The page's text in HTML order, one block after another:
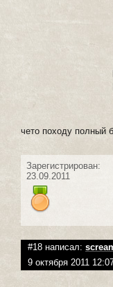
чето походу полный
Зарегистрирован:
23.09.2011
#18 написал:
9 октября 2011